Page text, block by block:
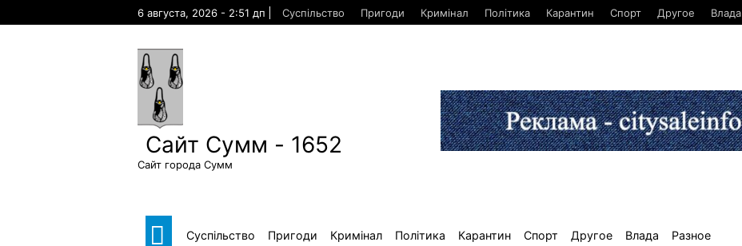
6 августа, 2026 - 2:51 дп Суспільство Пригоди Кримінал Політика Карантин Спорт Другое Влада
Сайт Сумм - 1652
Сайт города Сумм
Суспільство Пригоди Кримінал Політика Карантин Спорт Другое Влада Разное